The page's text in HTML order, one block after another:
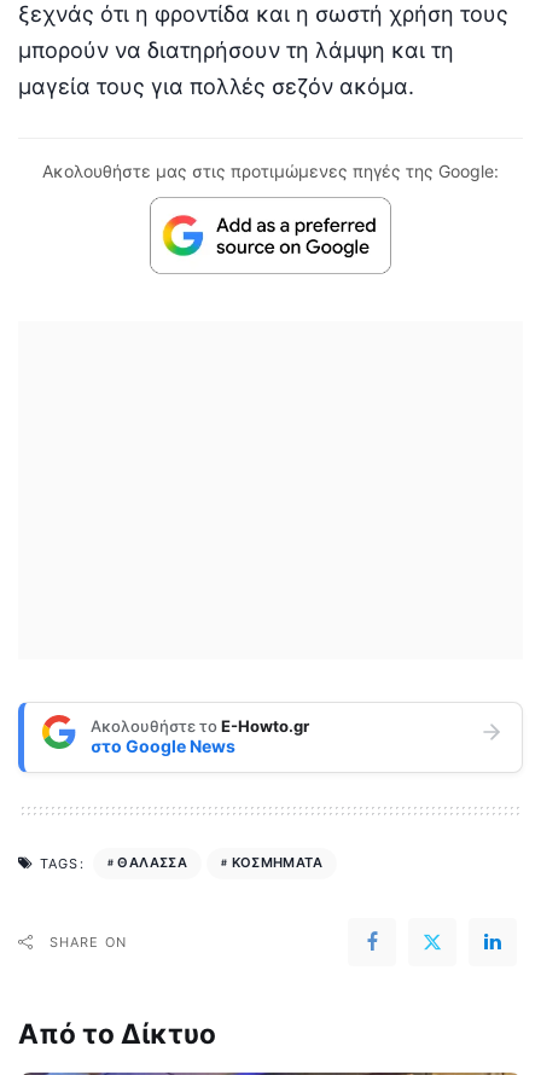
ξεχνάς ότι η φροντίδα και η σωστή χρήση τους
μπορούν να διατηρήσουν τη λάμψη και τη
μαγεία τους για πολλές σεζόν ακόμα.
Ακολουθήστε μας στις προτιμώμενες πηγές της Google:
Ακολουθήστε τοE-Howto.gr
στο Google News
TAGS: ΘΑΛΑΣΣΑ ΚΟΣΜΗΜΑΤΑ
SHARE ON
Από το Δίκτυο